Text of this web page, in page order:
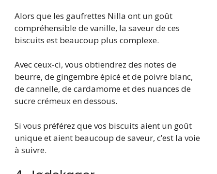
Alors que les gaufrettes Nilla ont un goût
compréhensible de vanille, la saveur de ces
biscuits est beaucoup plus complexe.
Avec ceux-ci, vous obtiendrez des notes de
beurre, de gingembre épicé et de poivre blanc,
de cannelle, de cardamome et des nuances de
sucre crémeux en dessous.
Si vous préférez que vos biscuits aient un goût
unique et aient beaucoup de saveur, c’est la voie
à suivre.